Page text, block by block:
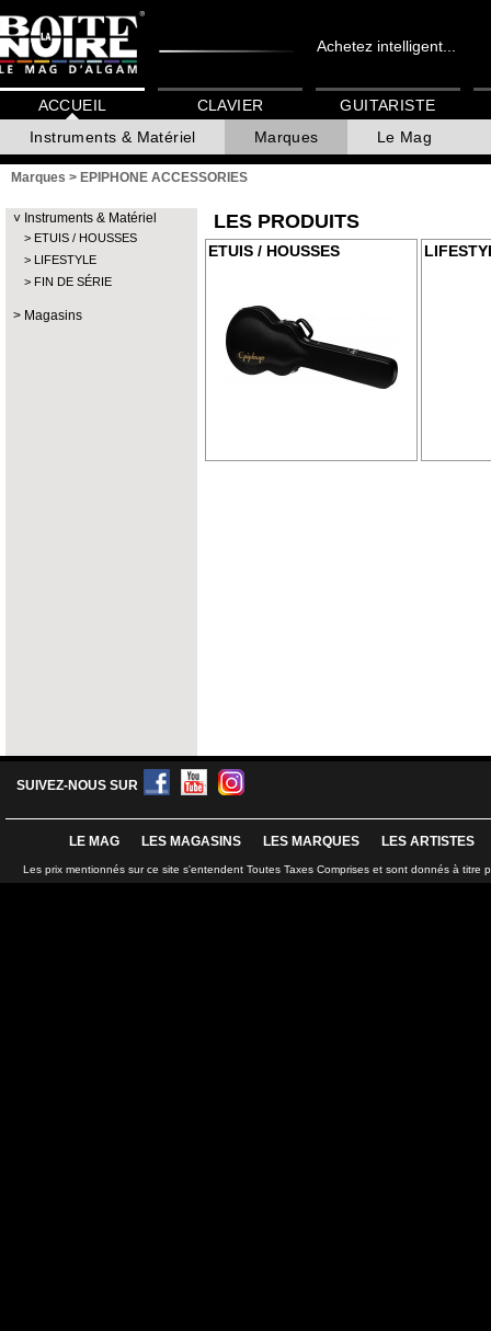
Achetez intelligent...
ACCUEIL
Instruments & Matériel
Marques Le Mag
CLAVIER GUITARISTE
Marques > EPIPHONE ACCESSORIES
Instruments & Matériel
ETUIS / HOUSSES
LIFESTYLE
FIN DE SÉRIE
Magasins
LES PRODUITS
ETUIS / HOUSSES
SUIVEZ-NOUS SUR
LE MAG LES MAGASINS LES MARQUES LES ARTISTES
Les prix mentionnés sur ce site s'entendent Toutes Taxes Comprises et sont donnés à